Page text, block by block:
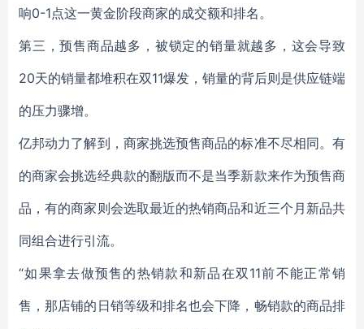
响0-1点这一黄金阶段商家的成交额和排名。
第三，预售商品越多，被锁定的销量就越多，这会导致
20天的销量都堆积在双11爆发，销量的背后则是供应链端
的压力骤增。
亿邦动力了解到，商家挑选预售商品的标准不尽相同。有
的商家会挑选经典款的翻版而不是当季新款来作为预售商
品，有的商家则会选取最近的热销商品和近三个月新品共
同组合进行引流。
“如果拿去做预售的热销款和新品在双11前不能正常销
售，那店铺的日销等级和排名也会下降，畅销款的商品排